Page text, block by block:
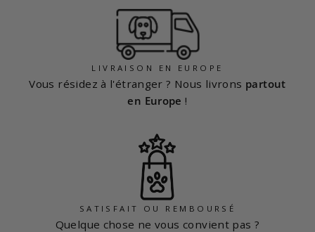
LIVRAISON EN EUROPE
Vous résidez à l'étranger ? Nous livrons partout
en Europe !
SATISFAIT OU REMBOURSÉ
Quelque chose ne vous convient pas ?